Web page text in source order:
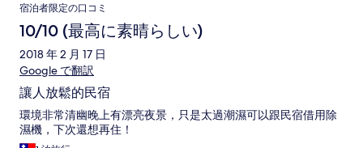
宿泊者限定の口コミ
10/10 (最高に素晴らしい)
2018 年 2 月 17 日
Google で翻訳
讓人放鬆的民宿
環境非常清幽晚上有漂亮夜景，只是太過潮濕可以跟民宿借用除
濕機，下次還想再住！